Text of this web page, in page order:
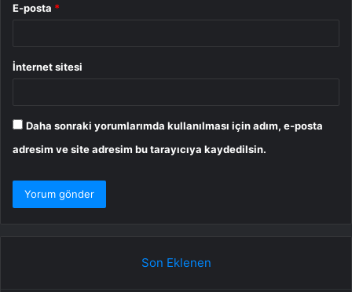
E-posta *
İnternet sitesi
Daha sonraki yorumlarımda kullanılması için adım, e-posta
adresim ve site adresim bu tarayıcıya kaydedilsin.
Son Eklenen